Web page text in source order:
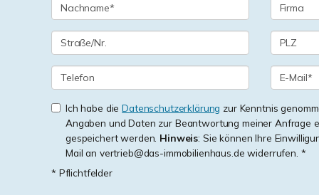
Ich habe dieDatenschutzerklärung zur Kenntnis
Angaben und Daten zur Beantwortung meiner Anfrage
gespeichert werden. Hinweis: Sie können Ihre
Mail an vertrieb@das-immobilienhaus.de widerrufen. *
* Pflichtfelder